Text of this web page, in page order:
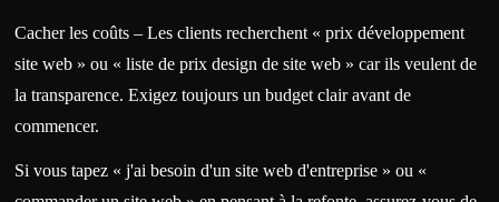
Cacher les coûts – Les clients recherchent « prix développement
site web » ou « liste de prix design de site web » car ils veulent de
la transparence. Exigez toujours un budget clair avant de
commencer.
Si vous tapez « j'ai besoin d'un site web d'entreprise » ou «